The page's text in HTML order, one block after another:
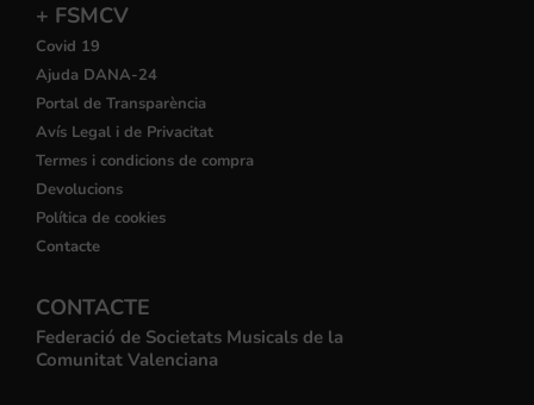
+ FSMCV
Covid 19
Ajuda DANA-24
Portal de Transparència
Avís Legal i de Privacitat
Termes i condicions de compra
Devolucions
Política de cookies
Contacte
CONTACTE
Federació de Societats Musicals de la
Comunitat Valenciana